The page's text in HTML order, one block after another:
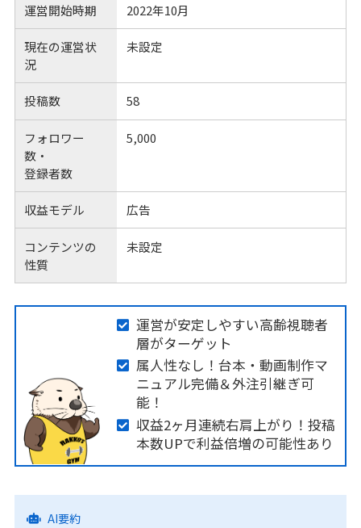
運営開始時期 2022年10月
現在の運営状
況
未設定
投稿数 58
フォロワー
数・
登録者数
5,000
収益モデル 広告
コンテンツの
性質
未設定
運営が安定しやすい高齢視聴者
層がターゲット
属人性なし！台本・動画制作マ
ニュアル完備＆外注引継ぎ可
能！
収益2ヶ月連続右肩上がり！投稿
本数UPで利益倍増の可能性あり
AI要約